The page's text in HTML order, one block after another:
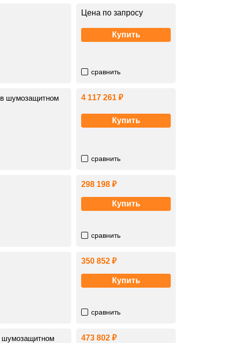
Цена по запросу
Купить
сравнить
шумозащитном
4 117 261 ₽
Купить
сравнить
298 198 ₽
Купить
сравнить
350 852 ₽
Купить
сравнить
473 802 ₽